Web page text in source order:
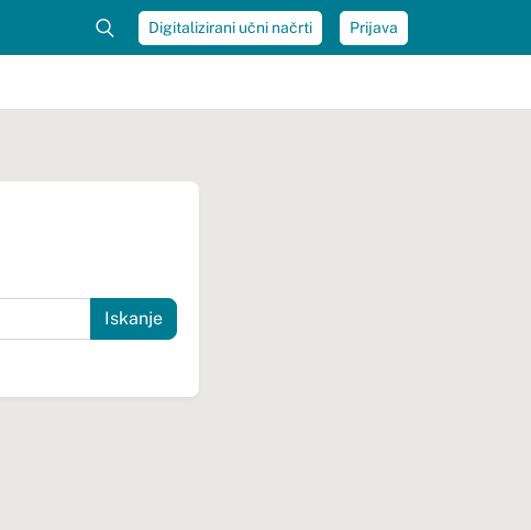
Digitalizirani učni načrti Prijava